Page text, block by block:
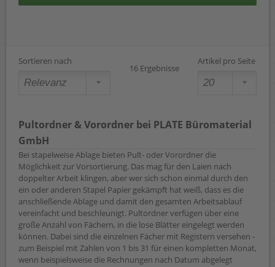
Sortieren nach
16 Ergebnisse
Artikel pro Seite
Pultordner & Vorordner bei PLATE Büromaterial
GmbH
Bei stapelweise Ablage bieten Pult- oder Vorordner die
Möglichkeit zur Vorsortierung. Das mag für den Laien nach
doppelter Arbeit klingen, aber wer sich schon einmal durch den
ein oder anderen Stapel Papier gekämpft hat weiß, dass es die
anschließende Ablage und damit den gesamten Arbeitsablauf
vereinfacht und beschleunigt. Pultordner verfügen über eine
große Anzahl von Fächern, in die lose Blätter eingelegt werden
können. Dabei sind die einzelnen Fächer mit Registern versehen -
zum Beispiel mit Zahlen von 1 bis 31 für einen kompletten Monat,
wenn beispielsweise die Rechnungen nach Datum abgelegt